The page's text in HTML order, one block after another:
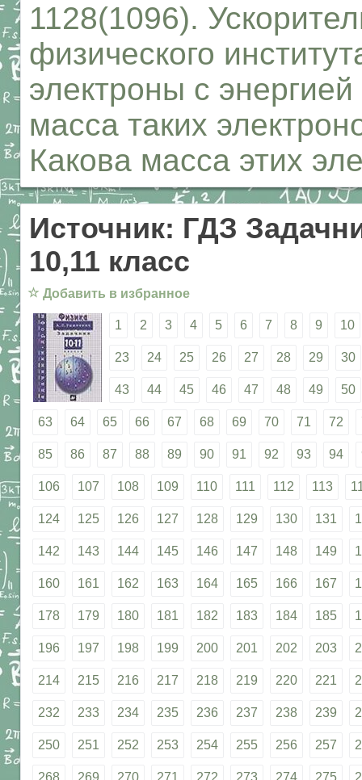
1128(1096).
физического
электроны с
масса таких
Какова масса этих
Источник: ГДЗ
10,11 класс
☆ Добавить в избранное
1 2 3 4 5 6 7 8 9 10
23 24 25 26 27 28 29 30
43 44 45 46 47 48 49 50
63 64 65 66 67 68 69 70 71 72
85 86 87 88 89 90 91 92 93 94
106 107 108 109 110 111 112 113
124 125 126 127 128 129 130 131
142 143 144 145 146 147 148 149
160 161 162 163 164 165 166 167
178 179 180 181 182 183 184 185
196 197 198 199 200 201 202 203
214 215 216 217 218 219 220 221
232 233 234 235 236 237 238 239
250 251 252 253 254 255 256 257